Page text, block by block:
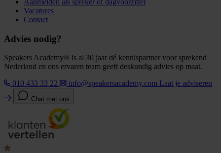
Vacatures
Contact
Advies nodig?
Speakers Academy® is al 30 jaar dé kennispartner voor sprekend
Nederland en ons ervaren team geeft deskundig advies op maat.
010 433 33 22
info@speakersacademy.com Laat je adviseren
Chat met ons